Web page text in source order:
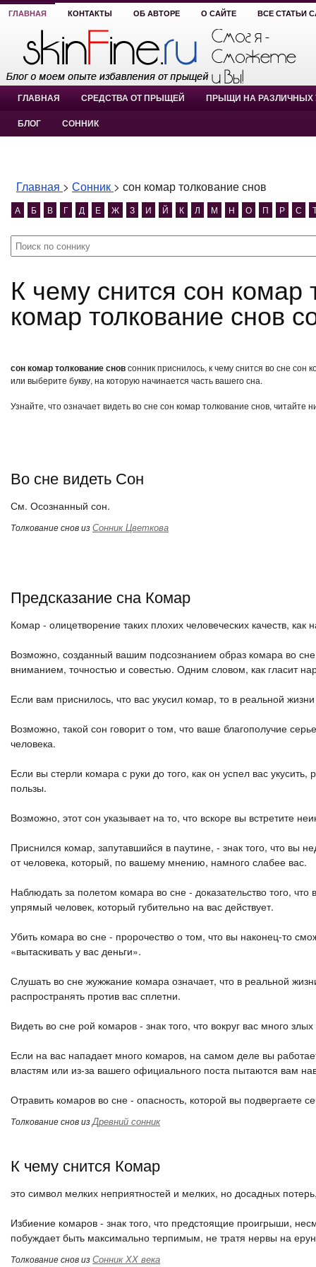
ГЛАВНАЯ КОНТАКТЫ ОБ АВТОРЕ О САЙТЕ ВСЕ СТАТЬИ
ГЛАВНАЯ СРЕДСТВА ОТ ПРЫЩЕЙ ПРЫЩИ НА РАЗЛИЧНЫХ
БЛОГ СОННИК
Главная > Сонник > сон комар толкование снов
А Б В Г Д Е Ж З И Й К Л М Н О П Р С
К чему снится сон комар толкование снов? сон
комар толкование снов
сон комар толкование сновсонник приснилось, к чему снится во сне сон
или выберите букву, на которую начинается часть вашего сна.
Узнайте, что означает видеть во сне сон комар толкование снов, читайте
Во сне видеть Сон
См. Осознанный сон.
Толкование снов изСонник Цветкова
Предсказание сна Комар
Комар - олицетворение таких плохих человеческих качеств, как
Возможно, созданный вашим подсознанием образ комара во
вниманием, точностью и совестью. Одним словом, как гласит
Если вам приснилось, что вас укусил комар, то в реальной
Возможно, такой сон говорит о том, что ваше благополучие
человека.
Если вы стерли комара с руки до того, как он успел вас
пользы.
Возможно, этот сон указывает на то, что вскоре вы встретите
Приснился комар, запутавшийся в паутине, - знак того, что вы
от человека, который, по вашему мнению, намного слабее вас.
Наблюдать за полетом комара во сне - доказательство того,
упрямый человек, который губительно на вас действует.
Убить комара во сне - пророчество о том, что вы наконец-то
«вытаскивать у вас деньги».
Слушать во сне жужжание комара означает, что в реальной
распространять против вас сплетни.
Видеть во сне рой комаров - знак того, что вокруг вас много
Если на вас нападает много комаров, на самом деле вы
властям или из-за вашего официального поста пытаются вам
Отравить комаров во сне - опасность, которой вы подвергаете
Толкование снов изДревний сонник
К чему снится Комар
это символ мелких неприятностей и мелких, но досадных
Избиение комаров - знак того, что предстоящие проигрыши,
побуждает быть максимально терпимым, не тратя нервы на
Толкование снов изСонник ХХ века